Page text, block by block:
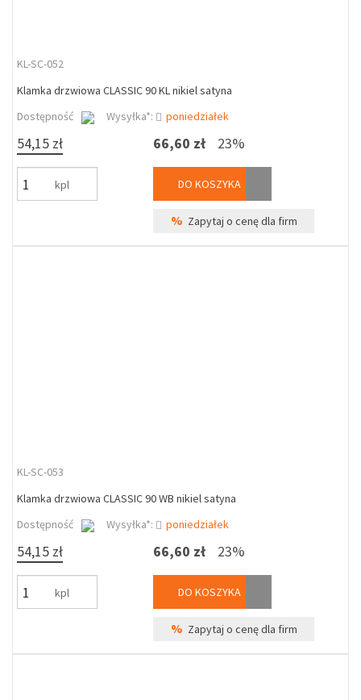
KL-SC-052
Klamka drzwiowa CLASSIC 90 KL nikiel satyna
Dostępność
Wysyłka*: poniedziałek
54,15 zł
kpl
66,60 zł 23%
DO KOSZYKA
% Zapytaj o cenę dla firm
KL-SC-053
Klamka drzwiowa CLASSIC 90 WB nikiel satyna
Dostępność
Wysyłka*: poniedziałek
54,15 zł
kpl
66,60 zł 23%
DO KOSZYKA
% Zapytaj o cenę dla firm